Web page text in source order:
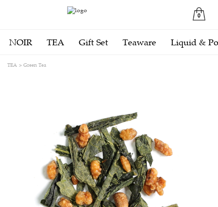
0
NOIR TEA Gift Set Teaware Liquid &
TEA Green Tea